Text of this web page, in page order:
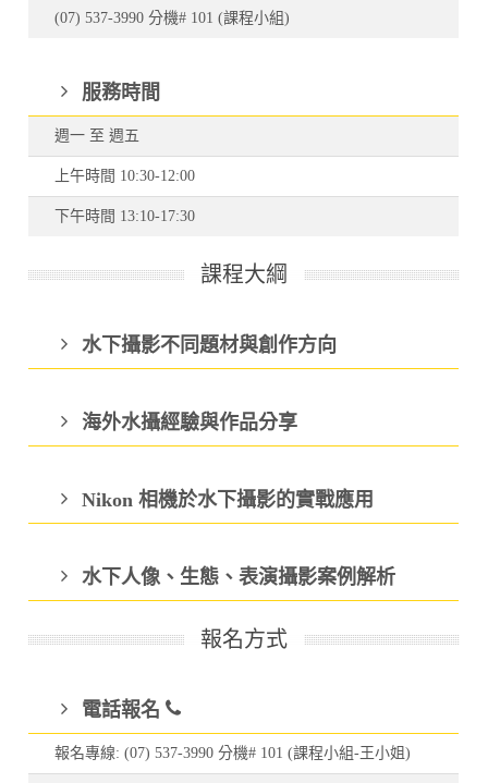
(07) 537-3990 分機# 101 (課程小組)
服務時間
週一 至 週五
上午時間 10:30-12:00
下午時間 13:10-17:30
課程大綱
水下攝影不同題材與創作方向
海外水攝經驗與作品分享
Nikon 相機於水下攝影的實戰應用
水下人像、生態、表演攝影案例解析
報名方式
電話報名
報名專線: (07) 537-3990 分機# 101 (課程小組-王小姐)